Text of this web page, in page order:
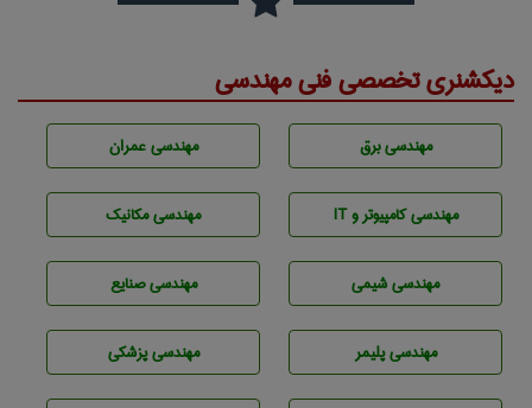
دیکشنری تخصصی فنی مهندسی
مهندسی برق مهندسی عمران
مهندسی كامپيوتر و IT مهندسی مکانیک
مهندسي شيمی مهندسی صنايع
مهندسی پليمر مهندسی پزشکی